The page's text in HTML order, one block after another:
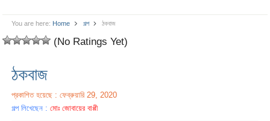
You are here: Home গল্প ঠকবাজ
(No Ratings Yet)
ঠকবাজ
প্রকাশিত হয়েছে : ফেব্রুয়ারি 29, 2020
গল্প লিখেছেন :মোঃ জোবায়ের বাপ্পী